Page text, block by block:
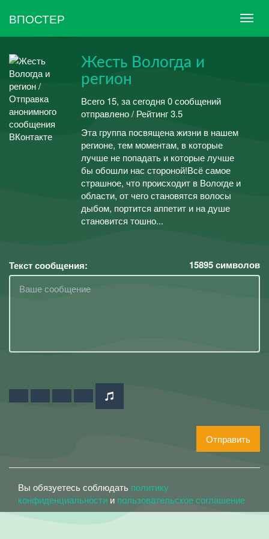
ВПОСТЕР
Жесть Вологда и
регион
Всего 15, за сегодня 0 сообщений
отправлено / Рейтинг 3.5
Эта группа посвящена жизни в нашем
регионе, тем моментам, в которые
лучше не попадать и которые лучше
бы обошли нас стороной!Всё самое
страшное, что происходит в Вологде и
области, от чего становятся волосы
дыбом, портится аппетит и на душе
становится тошно...
Текст сообщения: 15895символов
Отправить
Вы обязуетесь соблюдать политику
конфиденциальности и пользовательское соглашение